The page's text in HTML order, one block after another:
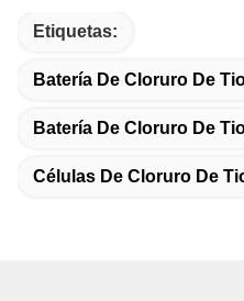
Etiquetas:
Batería De Cloruro De
Batería De Cloruro De
Células De Cloruro De